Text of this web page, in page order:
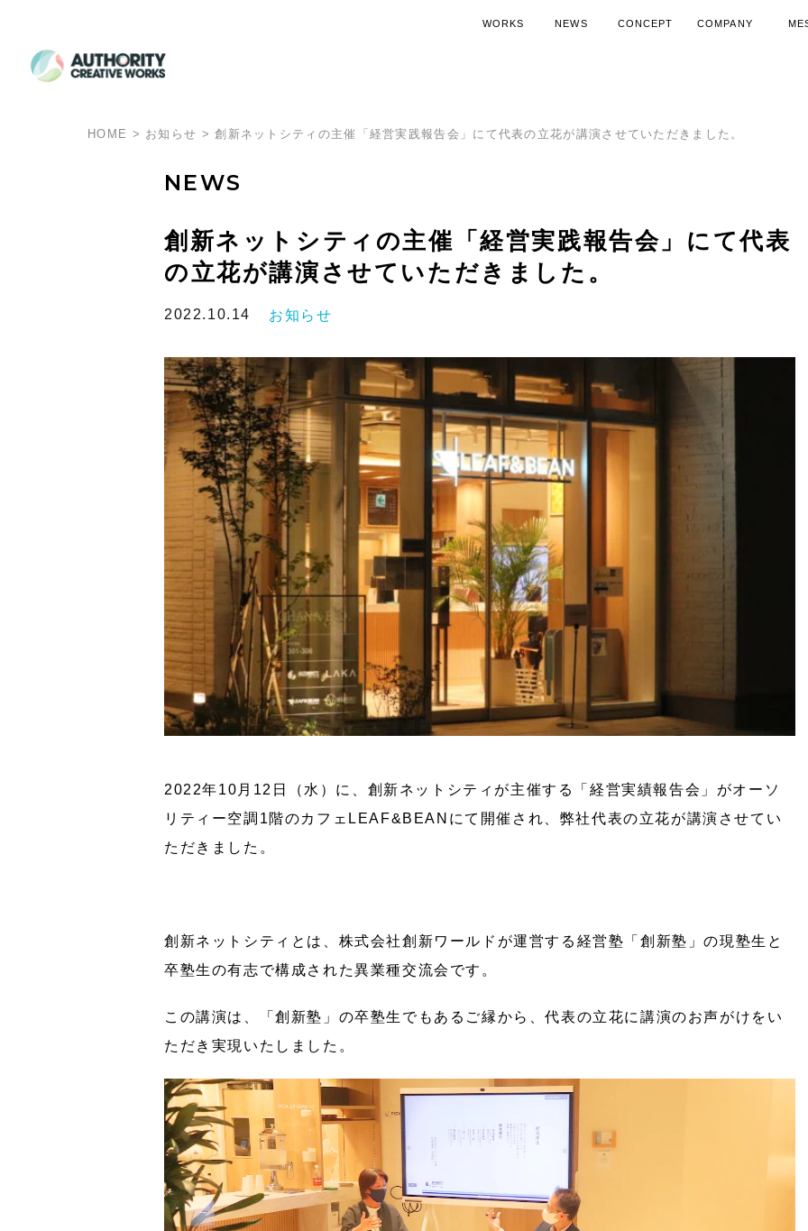
WORKS
NEWS
CONCEPT
COMPANY
HOME > お知らせ >創新ネットシティの主催「経営実践報告会」にて代表の立花が講演させていただきました。
NEWS
創新ネットシティの主催「経営実践報告会」にて代表
の立花が講演させていただきました。
2022.10.14 お知らせ
2022年10月12日（水）に、創新ネットシティが主催する「経営実績報告会」がオーソ
リティー空調1階のカフェLEAF&BEANにて開催され、弊社代表の立花が講演させてい
ただきました。
創新ネットシティとは、株式会社創新ワールドが運営する経営塾「創新塾」の現塾生と
卒塾生の有志で構成された異業種交流会です。
この講演は、「創新塾」の卒塾生でもあるご縁から、代表の立花に講演のお声がけをい
ただき実現いたしました。